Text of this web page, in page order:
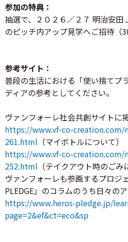
参加の特典：
抽選で、２０２６／２７ 明治安田
のピッチ内アップ見学へご招待（
参考サイト：
普段の生活における「使い捨てプ
ディアの参考としてください。
ヴァンフォーレ社会共創サイトに
https://www.vf-co-creation.com/
261.html （マイボトルについて）
https://www.vf-co-creation.com/
252.html （テイクアウト時のごみ
ヴァンフォーレも参画するプロジ
PLEDGE」のコラムのうち日々の
https://www.heros-pledge.jp/
page=2&ef&ct=eco&sp